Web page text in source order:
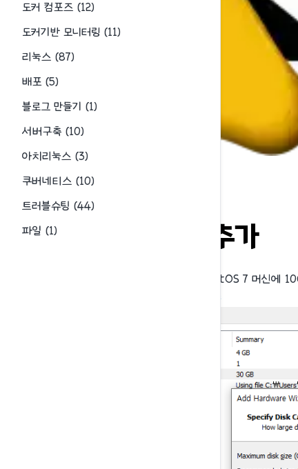
도커 컴포즈 (12)
도커기반 모니터링 (11)
리눅스 (87)
배포 (5)
블로그 만들기 (1)
서버구축 (10)
아치리눅스 (3)
쿠버네티스 (10)
트러블슈팅 (44)
파일 (1) 디스크 추가
기존에 설치된 CentOS 7 머신에